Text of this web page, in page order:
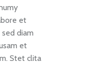
et
diam
et
Stet clita